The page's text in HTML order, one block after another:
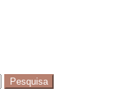
Pesquisa